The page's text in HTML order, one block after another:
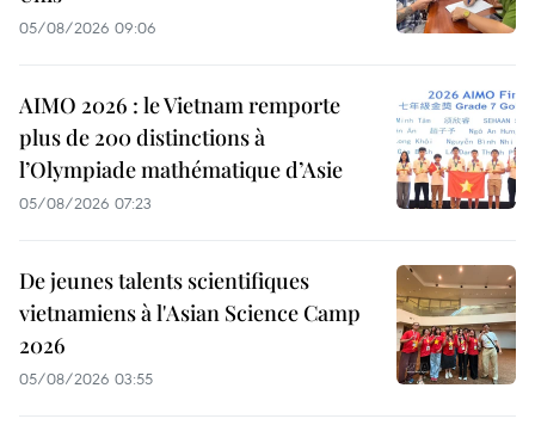
05/08/2026 09:06
AIMO 2026 : le Vietnam remporte
plus de 200 distinctions à
l’Olympiade mathématique d’Asie
05/08/2026 07:23
De jeunes talents scientifiques
vietnamiens à l'Asian Science Camp
2026
05/08/2026 03:55